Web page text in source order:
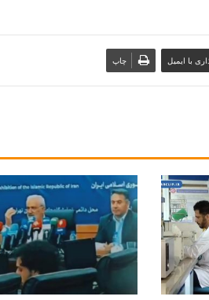
با ایمیل چاپ